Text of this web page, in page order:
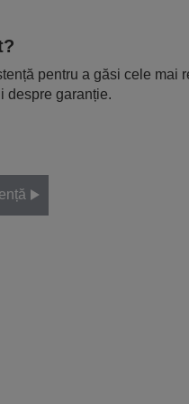
pentru a găsi cele mai
despre garanție.